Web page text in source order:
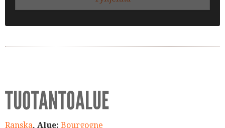
TUOTANTOALUE
Ranska, Alue: Bourgogne